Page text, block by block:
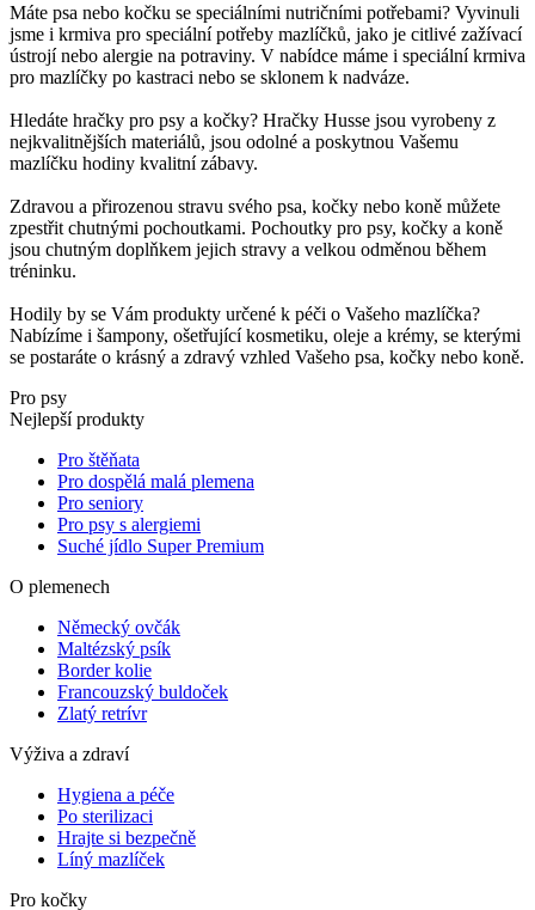
Máte psa nebo kočku se speciálními nutričními potřebami? Vyvinuli
jsme i krmiva pro speciální potřeby mazlíčků, jako je citlivé zažívací
ústrojí nebo alergie na potraviny. V nabídce máme i speciální krmiva
pro mazlíčky po kastraci nebo se sklonem k nadváze.
Hledáte hračky pro psy a kočky? Hračky Husse jsou vyrobeny z
nejkvalitnějších materiálů, jsou odolné a poskytnou Vašemu
mazlíčku hodiny kvalitní zábavy.
Zdravou a přirozenou stravu svého psa, kočky nebo koně můžete
zpestřit chutnými pochoutkami. Pochoutky pro psy, kočky a koně
jsou chutným doplňkem jejich stravy a velkou odměnou během
tréninku.
Hodily by se Vám produkty určené k péči o Vašeho mazlíčka?
Nabízíme i šampony, ošetřující kosmetiku, oleje a krémy, se kterými
se postaráte o krásný a zdravý vzhled Vašeho psa, kočky nebo koně.
Pro psy
Nejlepší produkty
Pro štěňata
Pro dospělá malá plemena
Pro seniory
Pro psy s alergiemi
Suché jídlo Super Premium
O plemenech
Německý ovčák
Maltézský psík
Border kolie
Francouzský buldoček
Zlatý retrívr
Výživa a zdraví
Hygiena a péče
Po sterilizaci
Hrajte si bezpečně
Líný mazlíček
Pro kočky